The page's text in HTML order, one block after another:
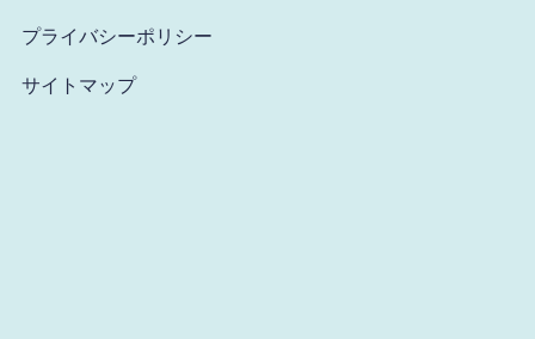
プライバシーポリシー
サイトマップ